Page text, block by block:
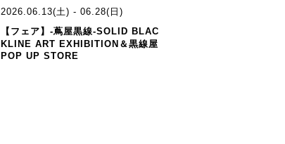
2026.06.13(土) - 06.28(日)
【フェア】-蔦屋黒線-SOLID BLAC
KLINE ART EXHIBITION＆黒線屋
POP UP STORE